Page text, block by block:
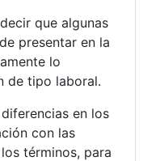
que algunas
presentar en la
lo
de tipo laboral.
en los
con las
términos, para